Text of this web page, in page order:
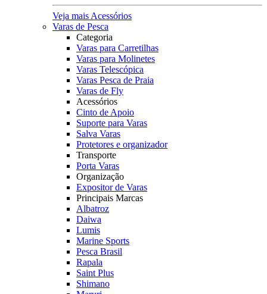
Veja mais Acessórios
Varas de Pesca
Categoria
Varas para Carretilhas
Varas para Molinetes
Varas Telescópica
Varas Pesca de Praia
Varas de Fly
Acessórios
Cinto de Apoio
Suporte para Varas
Salva Varas
Protetores e organizador
Transporte
Porta Varas
Organização
Expositor de Varas
Principais Marcas
Albatroz
Daiwa
Lumis
Marine Sports
Pesca Brasil
Rapala
Saint Plus
Shimano